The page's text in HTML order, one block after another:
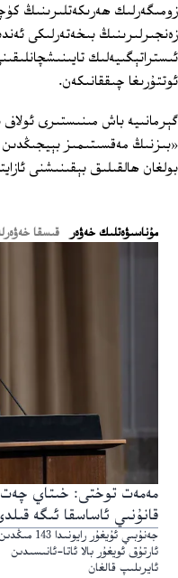
زومىگەرلىك ھەرىكەتلىرىنىڭ
زەنجىرلىرىنىڭ بىخەتەرلىكى
ئىستراتېگىيەلىك
ئوتتۇرىغا چىققانىكەن.
گېرمانىيە باش مىنىستىرى ئولاف
«بىزنىڭ مەقسىتىمىز
بولغان ھالقىلىق بېقىنىشنى
ﻣﯘﻧﺎﺳﯩﯟﻩﺗﻠﯩﻚ ﺧﻪﯞﻩﺭ قىسقا
مەمەت توختى: خىتاي چەت
قانۇنىي ئاساسقا ئىگە
جەنۇبىي ئۇيغۇر رايونىدا 143
ئارتۇق ئويغۇر بالا ئاتا-ئانىسىدىن
ئايرىلىپ قالغان